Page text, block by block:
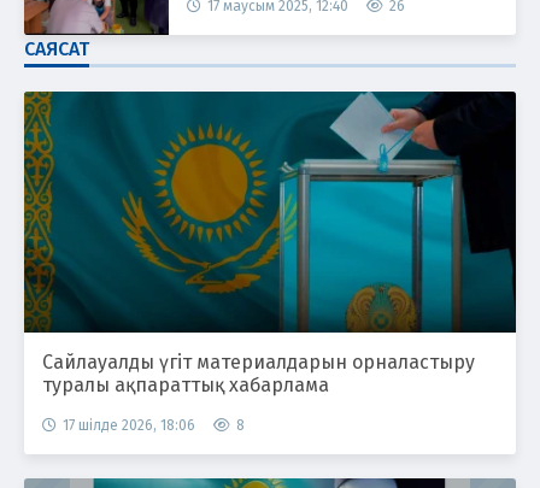
17 маусым 2025, 12:40 26
САЯСАТ
Сайлауалды үгіт материалдарын орналастыру
туралы ақпараттық хабарлама
17 шілде 2026, 18:06 8